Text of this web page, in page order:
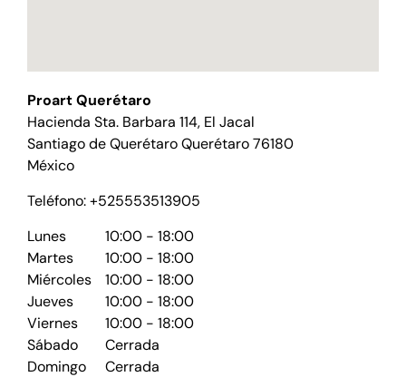
Proart Querétaro
Hacienda Sta. Barbara 114, El Jacal
Santiago de QuerétaroQuerétaro76180
México
Teléfono:+525553513905
Lunes
10:00 - 18:00
Martes
10:00 - 18:00
Miércoles
10:00 - 18:00
Jueves
10:00 - 18:00
Viernes
10:00 - 18:00
Sábado
Cerrada
Domingo
Cerrada